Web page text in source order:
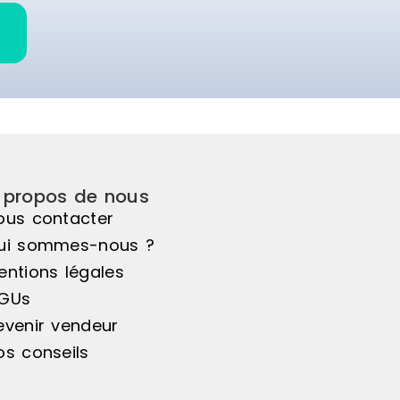
de nous
contacter
sommes-nous ?
légales
vendeur
conseils